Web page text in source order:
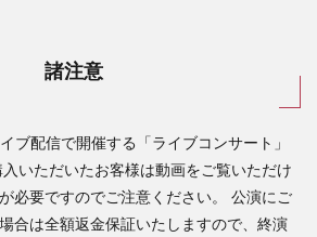
諸注意
ブ配信で開催する「ライブコンサート」
いただいたお客様は動画をご覧いただけ
必要ですのでご注意ください。 公演にご
合は全額返金保証いたしますので、終演